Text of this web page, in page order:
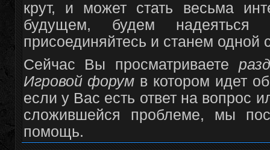
крут, и может стать весьма
будущем, будем
присоединяйтесь и станем одной
Сейчас Вы просматриваете
Игровой форум в котором идет
если у Вас есть ответ на вопрос
сложившейся проблеме, мы
помощь.